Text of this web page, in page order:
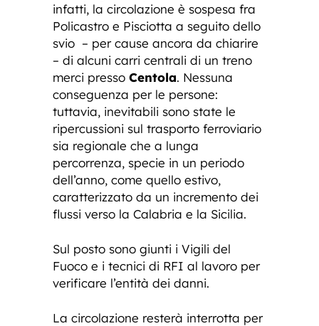
infatti, la circolazione è sospesa fra
Policastro e Pisciotta a seguito dello
svio – per cause ancora da chiarire
– di alcuni carri centrali di un treno
merci presso Centola. Nessuna
conseguenza per le persone:
tuttavia, inevitabili sono state le
ripercussioni sul trasporto ferroviario
sia regionale che a lunga
percorrenza, specie in un periodo
dell’anno, come quello estivo,
caratterizzato da un incremento dei
flussi verso la Calabria e la Sicilia.
Sul posto sono giunti i Vigili del
Fuoco e i tecnici di RFI al lavoro per
verificare l’entità dei danni.
La circolazione resterà interrotta per